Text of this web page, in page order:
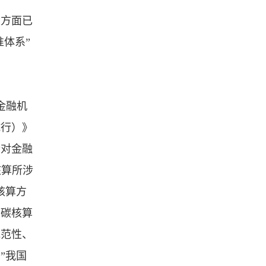
面已
体系”
融机
）》
金融
所涉
算方
核算
性、
我国